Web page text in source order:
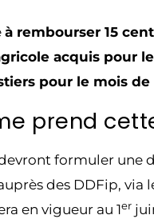
à rembourser 15
acquis pour
pour le mois de
prend
formuler une
des DDFip, via
en vigueur au 1er